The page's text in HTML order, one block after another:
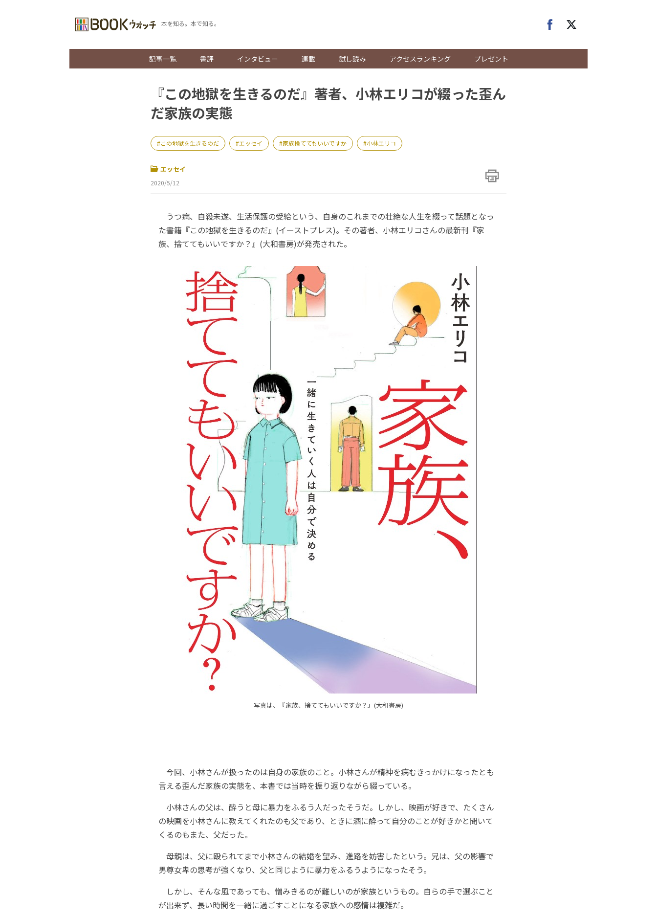
本を知る。本で知る。
記事一覧 書評 インタビュー 連載 試し読み アクセスランキング プレゼント
『この地獄を生きるのだ』著者、小林エリコが綴った歪ん
だ家族の実態
この地獄を生きるのだ エッセイ 家族捨ててもいいですか 小林エリコ
エッセイ
2020/5/12
うつ病、自殺未遂、生活保護の受給という、自身のこれまでの壮絶な人生を綴って話題となっ
た書籍『この地獄を生きるのだ』(イーストプレス)。その著者、小林エリコさんの最新刊『家
族、捨ててもいいですか？』(大和書房)が発売された。
写真は、『家族、捨ててもいいですか？』(大和書房)
今回、小林さんが扱ったのは自身の家族のこと。小林さんが精神を病むきっかけになったとも
言える歪んだ家族の実態を、本書では当時を振り返りながら綴っている。
小林さんの父は、酔うと母に暴力をふるう人だったそうだ。しかし、映画が好きで、たくさん
の映画を小林さんに教えてくれたのも父であり、ときに酒に酔って自分のことが好きかと聞いて
くるのもまた、父だった。
母親は、父に殴られてまで小林さんの結婚を望み、進路を妨害したという。兄は、父の影響で
男尊女卑の思考が強くなり、父と同じように暴力をふるうようになったそう。
しかし、そんな風であっても、憎みきるのが難しいのが家族というもの。自らの手で選ぶこと
が出来ず、長い時間を一緒に過ごすことになる家族への感情は複雑だ。